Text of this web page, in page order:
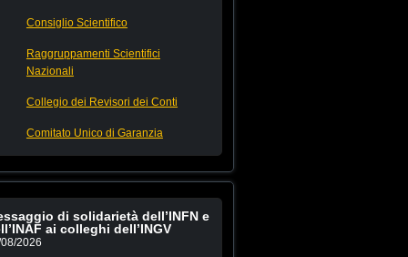
Consiglio Scientifico
Raggruppamenti Scientifici
Nazionali
Collegio dei Revisori dei Conti
Comitato Unico di Garanzia
di solidarietà dell’INFN e
ai colleghi dell’INGV
2026